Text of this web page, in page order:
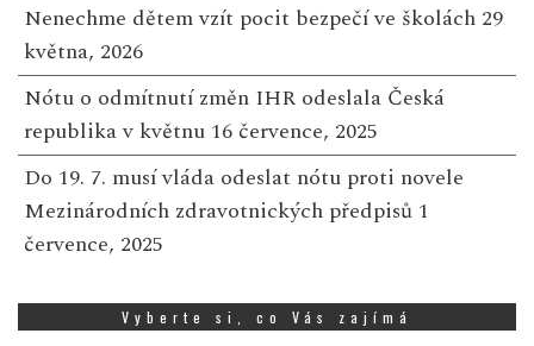
Nenechme dětem vzít pocit bezpečí ve školách 29
května, 2026
Nótu o odmítnutí změn IHR odeslala Česká
republika v květnu 16 července, 2025
Do 19. 7. musí vláda odeslat nótu proti novele
Mezinárodních zdravotnických předpisů 1
července, 2025
Vyberte si, co Vás zajímá